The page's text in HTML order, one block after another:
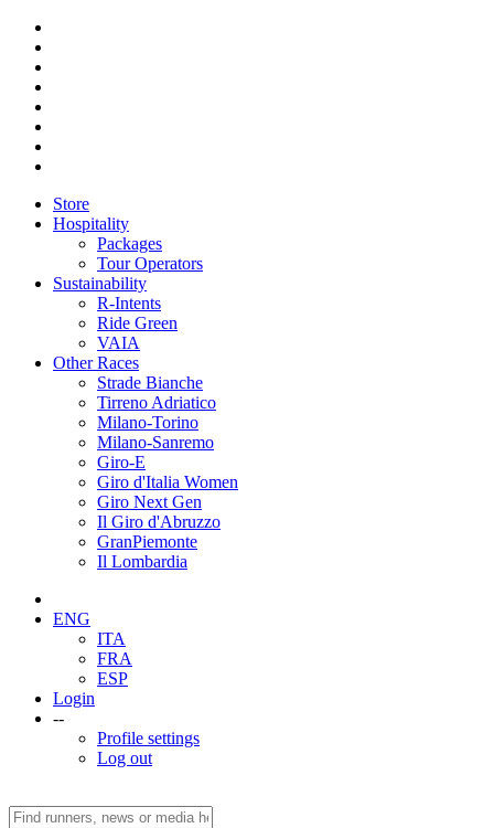
Store
Hospitality
Packages
Tour Operators
Sustainability
R-Intents
Ride Green
VAIA
Other Races
Strade Bianche
Tirreno Adriatico
Milano-Torino
Milano-Sanremo
Giro-E
Giro d'Italia Women
Giro Next Gen
Il Giro d'Abruzzo
GranPiemonte
Il Lombardia
ENG
ITA
FRA
ESP
Login
--
Profile settings
Log out